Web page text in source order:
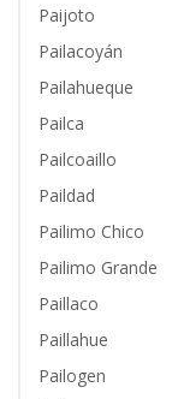
Paijoto
Pailacoyán
Pailahueque
Pailca
Pailcoaillo
Paildad
Pailimo Chico
Pailimo Grande
Paillaco
Paillahue
Pailogen